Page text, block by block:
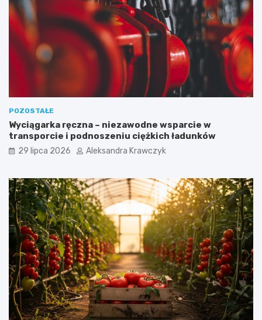
POZOSTAŁE
Wyciągarka ręczna – niezawodne wsparcie w
transporcie i podnoszeniu ciężkich ładunków
29 lipca 2026 Aleksandra Krawczyk